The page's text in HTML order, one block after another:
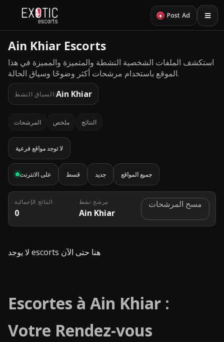
+ Post Ad
Ain Khiar Escorts
استكشف الملفات الشخصية النشطة والمتميزة والمميزة في هذا
الموقع باستخدام مرشحات أكثر وضوحًا وسياق الحالة.
السياق النشط:Ain Khiar
المرشحات ملخص النتائج
لا توجد مواقع فرعية
على الانترنت قسط جديد جميع المواقع
النتائج الإجمالية
0
مرشح نشط
Ain Khiar
مسح المرشحات
لا يوجد escorts هنا حتى الآن
Escortes à Ain Khiar :
Votre Rendez-vous